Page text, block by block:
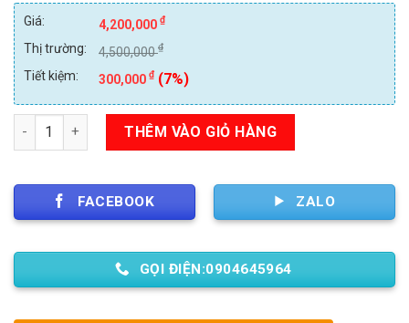
Giá: 4,200,000 ₫
Thị trường: 4,500,000₫
Tiết kiệm: 300,000 ₫ (7%)
Số lượng THÊM VÀO GIỎ HÀNG
FACEBOOK ZALO
GỌI ĐIỆN:0904645964